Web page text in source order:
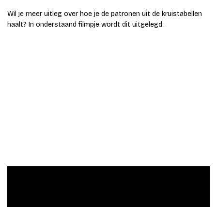
Wil je meer uitleg over hoe je de patronen uit de kruistabellen
haalt? In onderstaand filmpje wordt dit uitgelegd.